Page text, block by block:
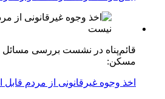
قائم‌پناه در نشست بررسی
مسکن:
اخذ وجوه غیرقانونی از مردم